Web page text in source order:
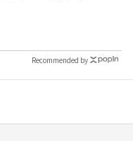
Recommended by